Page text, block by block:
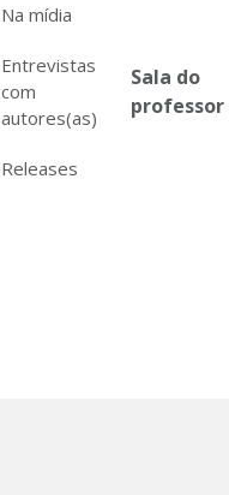
Na mídia
Entrevistas
com
autores(as)
Releases
Sala do
professor